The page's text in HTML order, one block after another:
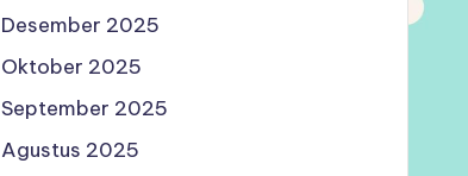
Desember 2025
Oktober 2025
September 2025
Agustus 2025